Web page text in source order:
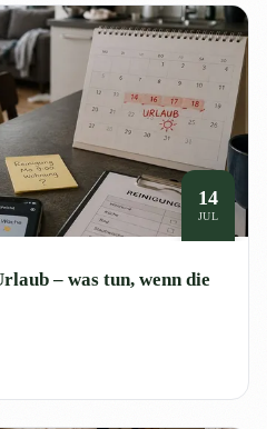
14
JUL
– was tun, wenn die